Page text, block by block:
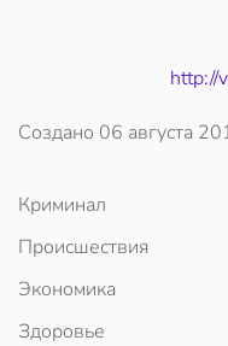
http://
Создано 06 августа
Криминал
Происшествия
Экономика
Здоровье